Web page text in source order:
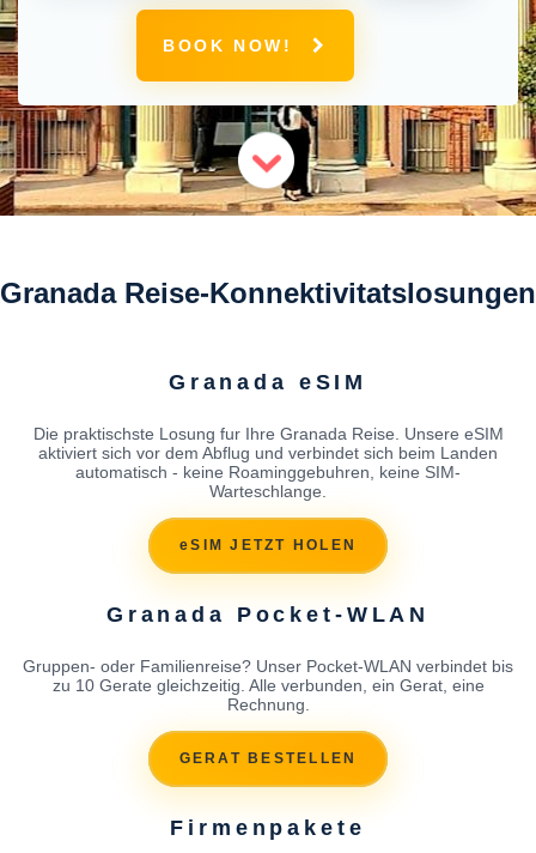
BOOK NOW!
Granada Reise-Konnektivitatslosungen
Granada eSIM
Die praktischste Losung fur Ihre Granada Reise. Unsere eSIM
aktiviert sich vor dem Abflug und verbindet sich beim Landen
automatisch - keine Roaminggebuhren, keine SIM-
Warteschlange.
eSIM JETZT HOLEN
Granada Pocket-WLAN
Gruppen- oder Familienreise? Unser Pocket-WLAN verbindet bis
zu 10 Gerate gleichzeitig. Alle verbunden, ein Gerat, eine
Rechnung.
GERAT BESTELLEN
Firmenpakete